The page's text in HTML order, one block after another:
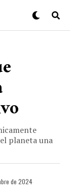
planeta una
de 2024